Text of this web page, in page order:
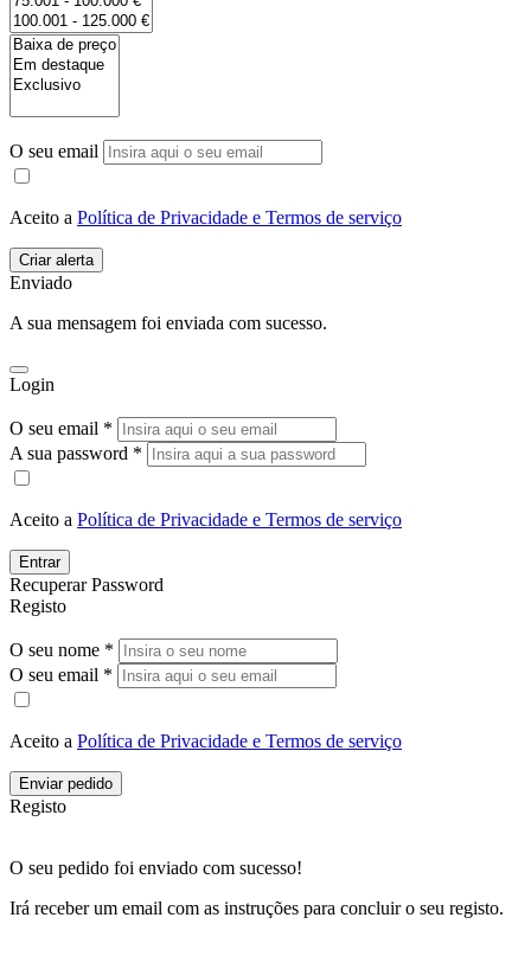
O seu email
Aceito a Política de Privacidade e Termos de serviço
Enviado
A sua mensagem foi enviada com sucesso.
Login
O seu email *
A sua password *
Aceito a Política de Privacidade e Termos de serviço
Entrar
Recuperar Password
Registo
O seu nome *
O seu email *
Aceito a Política de Privacidade e Termos de serviço
Enviar pedido
Registo
O seu pedido foi enviado com sucesso!
Irá receber um email com as instruções para concluir o seu registo.